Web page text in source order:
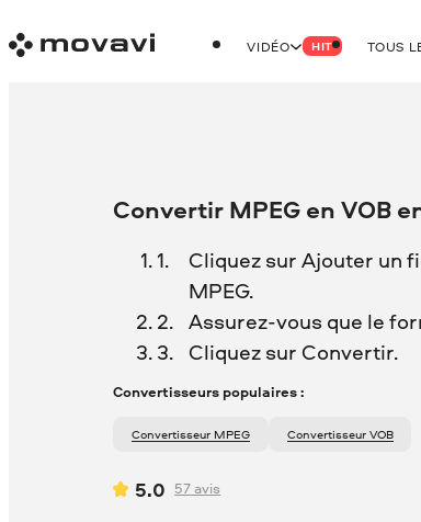
VIDÉO HIT TOUS
Convertir MPEG en VOB
Cliquez sur Ajouter un
MPEG.
Assurez-vous que le
Cliquez sur Convertir.
Convertisseurs populaires :
Convertisseur MPEG Convertisseur VOB
5.0 57 avis